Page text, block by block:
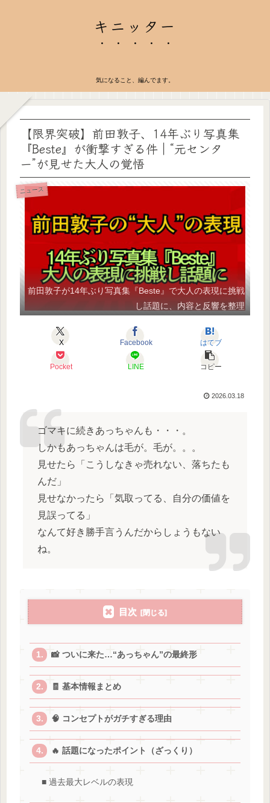
キニッター
気になること、編んでます。
【限界突破】前田敦子、14年ぶり写真集
『Beste』が衝撃すぎる件｜“元センタ
ー”が見せた大人の覚悟
ニュース
前田敦子が14年ぶり写真集『Beste』で大人の表現に挑戦
し話題に、内容と反響を整理
X Facebook はてブ
Pocket LINE コピー
2026.03.18
ゴマキに続きあっちゃんも・・・。
しかもあっちゃんは毛が。毛が。。。
見せたら「こうしなきゃ売れない、落ちたも
んだ」
見せなかったら「気取ってる、自分の価値を
見誤ってる」
なんて好き勝手言うんだからしょうもない
ね。
目次
📸 ついに来た…“あっちゃん”の最終形
🧾 基本情報まとめ
🧠 コンセプトがガチすぎる理由
🔥 話題になったポイント（ざっくり）
■ 過去最大レベルの表現